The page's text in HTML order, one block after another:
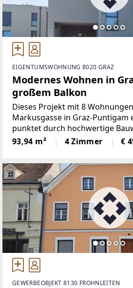
EIGENTUMSWOHNUNG 8020 GRAZ
Modernes Wohnen in
großem Balkon
Dieses Projekt mit 8
Markusgasse in Graz-Puntigam
punktet durch hochwertige
Grundrisse der einzelnen
rund 63 und 127 Quadratmeter
93,94 m² 4 Zimmer €
GEWERBEOBJEKT 8130 FROHNLEITEN